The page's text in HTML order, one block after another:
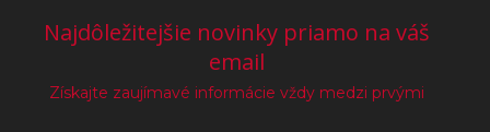
Najdôležitejšie novinky priamo na váš
email
Získajte zaujímavé informácie vždy medzi prvými